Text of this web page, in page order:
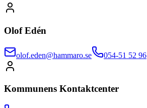
Olof Edén
olof.eden@hammaro.se 054-51 52 96
Kommunens Kontaktcenter